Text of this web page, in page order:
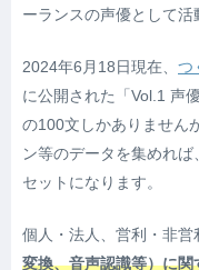
ーランスの声優として活
2024年6月18日現在、 つ
に公開された「Vol.1 声
の100文しかありません
ン等のデータを集めれば
セットになります。
個人・法人、営利・非営
変換、音声認識等）に関